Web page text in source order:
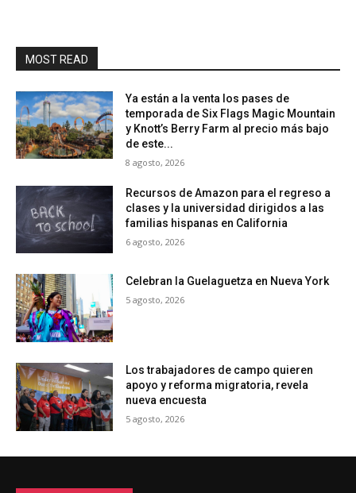
MOST READ
Ya están a la venta los pases de
temporada de Six Flags Magic Mountain
y Knott’s Berry Farm al precio más bajo
de este...
8 agosto, 2026
Recursos de Amazon para el regreso a
clases y la universidad dirigidos a las
familias hispanas en California
6 agosto, 2026
Celebran la Guelaguetza en Nueva York
5 agosto, 2026
Los trabajadores de campo quieren
apoyo y reforma migratoria, revela
nueva encuesta
5 agosto, 2026